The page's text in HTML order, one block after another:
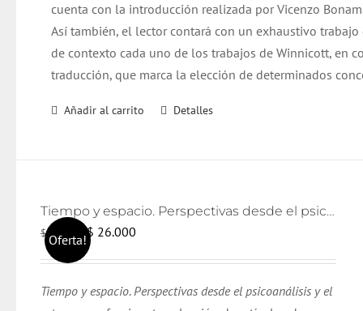
cuenta con la introducción realizada por Vicenzo
Así también, el lector contará con un exhaustivo
de contexto cada uno de los trabajos de Winnicott, en
traducción, que marca la elección de determinados
Añadir al carrito Detalles
Oferta!
Tiempo y espacio. Perspectivas desde el psicoanálisis y el arte
$28.000
El
precio
era:
$ 26.000
es:
Tiempo y espacio. Perspectivas desde el psicoanálisis y el